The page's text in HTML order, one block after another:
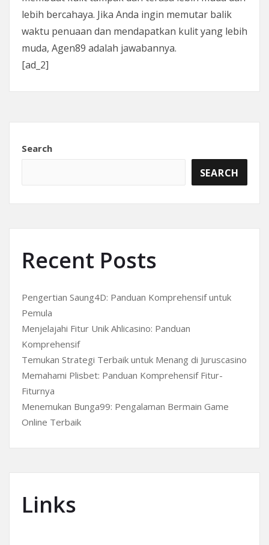
lebih bercahaya. Jika Anda ingin memutar balik
waktu penuaan dan mendapatkan kulit yang lebih
muda, Agen89 adalah jawabannya.
[ad_2]
Search
SEARCH
Recent Posts
Pengertian Saung4D: Panduan Komprehensif untuk
Pemula
Menjelajahi Fitur Unik Ahlicasino: Panduan
Komprehensif
Temukan Strategi Terbaik untuk Menang di Juruscasino
Memahami Plisbet: Panduan Komprehensif Fitur-
Fiturnya
Menemukan Bunga99: Pengalaman Bermain Game
Online Terbaik
Links